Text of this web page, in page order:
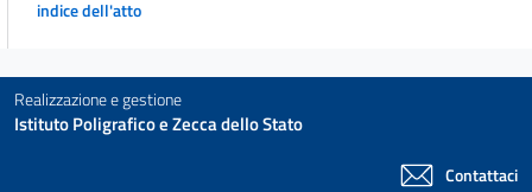
indice dell'atto
Realizzazione e gestione
Istituto Poligrafico e Zecca dello Stato
Contattaci